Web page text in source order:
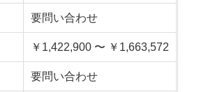
要問い合わせ
￥1,422,900 〜 ￥1,663,572
要問い合わせ